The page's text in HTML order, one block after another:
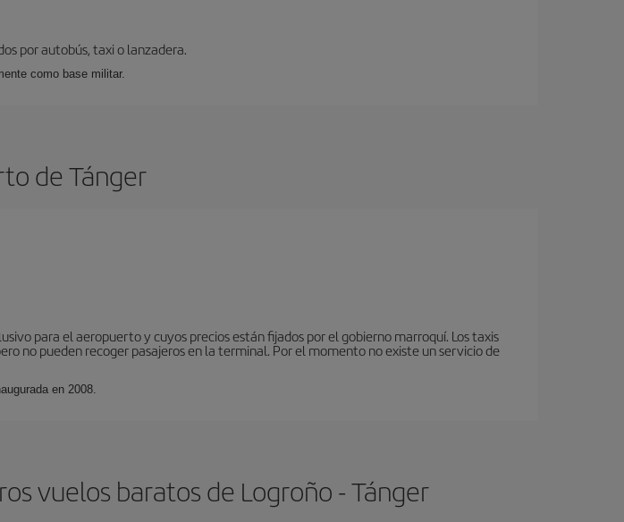
por autobús, taxi o lanzadera.
como base militar.
de Tánger
para el aeropuerto y cuyos precios están fijados por el gobierno marroquí. Los taxis
no pueden recoger pasajeros en la terminal. Por el momento no existe un servicio de
en 2008.
vuelos baratos de Logroño - Tánger